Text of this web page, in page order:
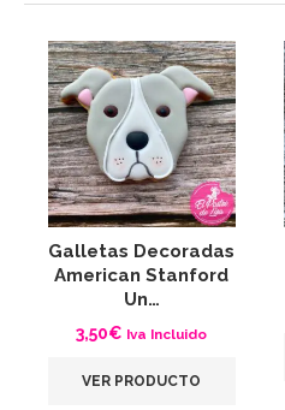
Galletas Decoradas
American Stanford
Un…
3,50€ Iva Incluido
VER PRODUCTO